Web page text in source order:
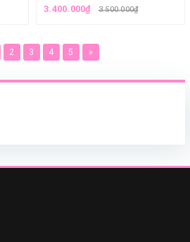
3.400.000₫
3.500.000₫
2 3 4 5 »